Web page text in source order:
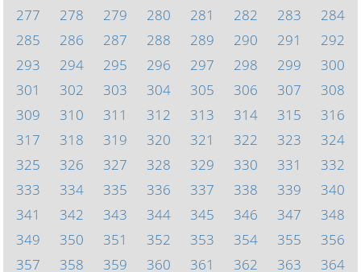
277
278 279 280 281 282 283
284
285
286 287 288 289 290 291
292
293
294 295 296 297 298 299
300
301
302 303 304 305 306 307
308
309
310 311 312 313 314 315
316
317
318 319 320 321 322 323
324
325
326 327 328 329 330 331
332
333
334 335 336 337 338 339
340
341
342 343 344 345 346 347
348
349
350 351 352 353 354 355
356
357
358 359 360 361 362 363 364